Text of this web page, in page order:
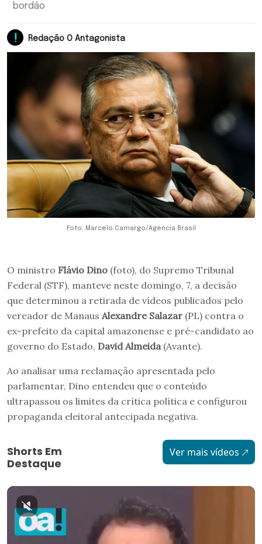
bordão
Redação O Antagonista
Foto: Marcelo Camargo/Agência Brasil
O ministro Flávio Dino (foto), do Supremo Tribunal
Federal (STF), manteve neste domingo, 7, a decisão
que determinou a retirada de vídeos publicados pelo
vereador de Manaus Alexandre Salazar (PL) contra o
ex-prefeito da capital amazonense e pré-candidato ao
governo do Estado, David Almeida (Avante).
Ao analisar uma reclamação apresentada pelo
parlamentar, Dino entendeu que o conteúdo
ultrapassou os limites da crítica política e configurou
propaganda eleitoral antecipada negativa.
Shorts Em
Destaque
Ver mais vídeos